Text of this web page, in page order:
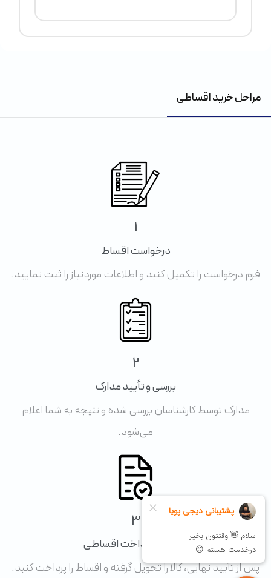
مراحل خرید اقساطی
1
درخواست اقساط
فرم درخواست را تکمیل کنید و اطلاعات موردنیاز را ثبت نمایید.
2
بررسی و تأیید مدارک
مدارک توسط کارشناسان بررسی شده و نتیجه به شما اعلام
می‌شود.
3
تحویل و پرداخت اقساطی
پس از تأیید نهایی، کالا را تحویل گرفته و اقساط را پرداخت کنید.